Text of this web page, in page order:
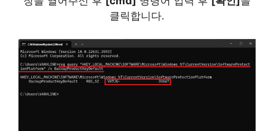
클릭합니다.